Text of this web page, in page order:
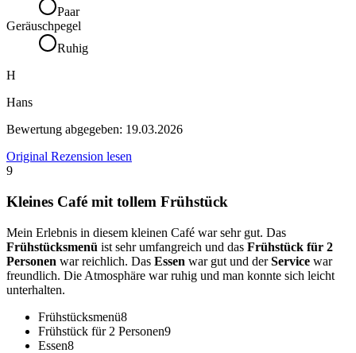
Paar
Geräuschpegel
Ruhig
H
Hans
Bewertung abgegeben: 19.03.2026
Original Rezension lesen
9
Kleines Café mit tollem Frühstück
Mein Erlebnis in diesem kleinen Café war sehr gut. Das
Frühstücksmenü ist sehr umfangreich und das Frühstück für 2
Personen war reichlich. Das Essen war gut und derService war
freundlich. Die Atmosphäre war ruhig und man konnte sich leicht
unterhalten.
Frühstücksmenü8
Frühstück für 2 Personen9
Essen8